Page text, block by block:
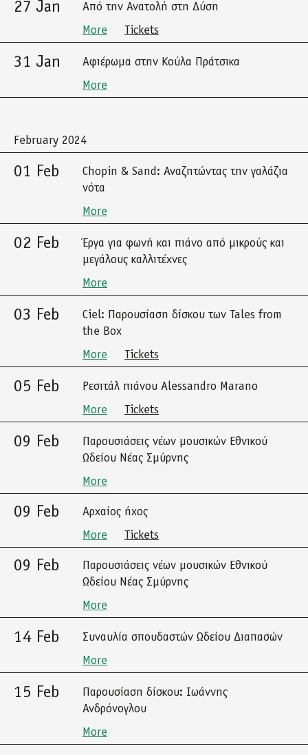
27 Jan
Από την Ανατολή στη Δύση
More
Tickets
31 Jan
Αφιέρωμα στην Κούλα Πράτσικα
More
February 2024
01 Feb
Chopin & Sand: Αναζητώντας την γαλάζια
νότα
More
02 Feb
Έργα για φωνή και πιάνο από μικρούς και
μεγάλους καλλιτέχνες
More
03 Feb
Ciel: Παρουσίαση δίσκου των Tales from
the Box
More
Tickets
05 Feb
Ρεσιτάλ πιάνου Alessandro Marano
More
Tickets
09 Feb
Παρουσιάσεις νέων μουσικών Εθνικού
Ωδείου Νέας Σμύρνης
More
09 Feb
Αρχαίος ήχος
More
Tickets
09 Feb
Παρουσιάσεις νέων μουσικών Εθνικού
Ωδείου Νέας Σμύρνης
More
14 Feb
Συναυλία σπουδαστών Ωδείου Διαπασών
More
15 Feb
Παρουσίαση δίσκου: Ιωάννης
Ανδρόνογλου
More